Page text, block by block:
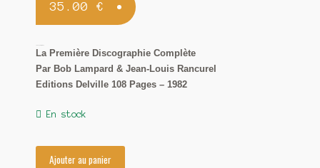
Contact
35.00 €
La Première Discographie Complète
Par Bob Lampard & Jean-Louis Rancurel
Editions Delville 108 Pages – 1982
En stock
Ajouter au panier